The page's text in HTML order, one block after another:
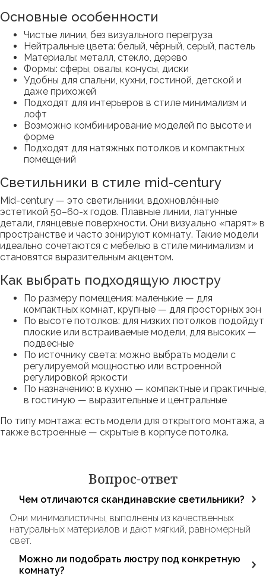
Основные особенности
Чистые линии, без визуального перегруза
Нейтральные цвета: белый, чёрный, серый, пастель
Материалы: металл, стекло, дерево
Формы: сферы, овалы, конусы, диски
Удобны для спальни, кухни, гостиной, детской и
даже прихожей
Подходят для интерьеров в стиле минимализм и
лофт
Возможно комбинирование моделей по высоте и
форме
Подходят для натяжных потолков и компактных
помещений
Светильники в стиле mid-century
Mid-century — это светильники, вдохновлённые
эстетикой 50–60-х годов. Плавные линии, латунные
детали, глянцевые поверхности. Они визуально «парят» в
пространстве и часто зонируют комнату. Такие модели
идеально сочетаются с мебелью в стиле минимализм и
становятся выразительным акцентом.
Как выбрать подходящую люстру
По размеру помещения: маленькие — для
компактных комнат, крупные — для просторных зон
По высоте потолков: для низких потолков подойдут
плоские или встраиваемые модели, для высоких —
подвесные
По источнику света: можно выбрать модели с
регулируемой мощностью или встроенной
регулировкой яркости
По назначению: в кухню — компактные и практичные,
в гостиную — выразительные и центральные
По типу монтажа: есть модели для открытого монтажа, а
также встроенные — скрытые в корпусе потолка.
Вопрос-ответ
Чем отличаются скандинавские светильники?
Они минималистичны, выполнены из качественных
натуральных материалов и дают мягкий, равномерный
свет.
Можно ли подобрать люстру под конкретную
комнату?